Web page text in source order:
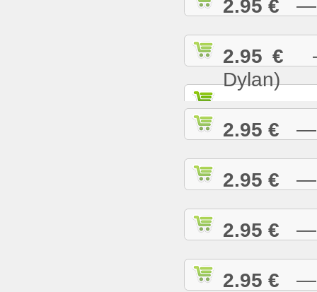
2.95 € —
2.95 € —
Dylan)
2.95 € —
2.95 € —
2.95 € —
2.95 € —